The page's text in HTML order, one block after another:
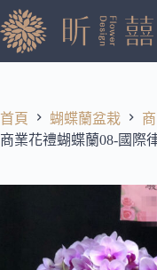
跳
至
容
首頁 蝴蝶蘭盆栽
商業花禮蝴蝶蘭08-國際